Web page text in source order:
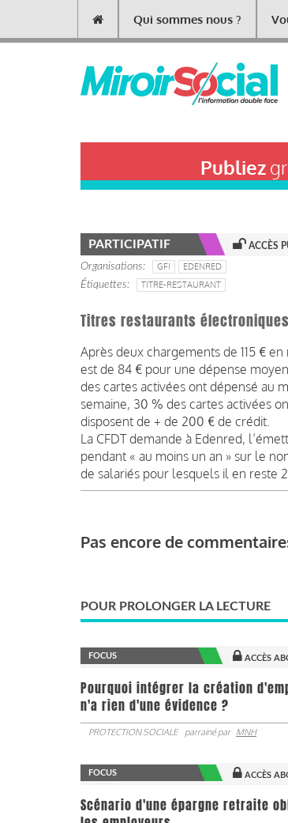
contenu
Main
navigation
Qui sommes nous ?
Publiez
PARTICIPATIF ACCÈS
Organisations GFI
EDENRED
Étiquettes
TITRE-RESTAURANT
Titres restaurants électroniques
Après deux chargements de 115 €
est de 84 € pour une dépense
des cartes activées ont dépensé au
semaine, 30 % des cartes activées
disposent de + de 200 € de crédit.
La CFDT demande à Edenred,
pendant « au moins un an » sur le
de salariés pour lesquels il en reste
Pas encore de
POUR PROLONGER LA LECTURE
FOCUS ACCÈS
Pourquoi intégrer la création
n'a rien d'une évidence ?
PROTECTION SOCIALE parrainé par MNH
FOCUS ACCÈS
Scénario d'une épargne retraite